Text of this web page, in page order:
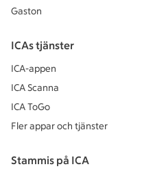
Gaston
ICAs tjänster
ICA-appen
ICA Scanna
ICA ToGo
Fler appar och tjänster
Stammis på ICA